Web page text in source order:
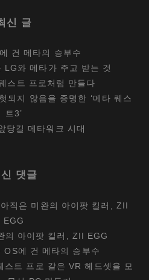
신 글
건 메타의 승부수
LG와 메타가 주고 받는 것
스트 프로처럼 만들다
되지 않음을 증명한 ‘메타 퀘스
트3’
당길 메타워크 시대
댓글
아직은 미완의 아이팟 킬러, ZII
EGG
의 아이팟 킬러, ZII EGG
OS에 건 메타의 승부수
스트 프로 같은 VR 헤드셋을 모